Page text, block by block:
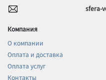
sfera-
Компания
О компании
Оплата и доставка
Оплата услуг
Контакты